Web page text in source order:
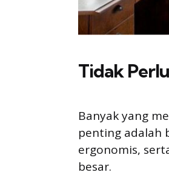
Tidak
Banyak yang
penting adalah
ergonomis,
besar.